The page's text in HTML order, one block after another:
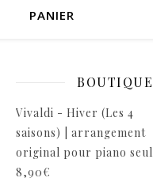
PANIER
BOUTIQUE
Vivaldi - Hiver (Les 4
saisons) | arrangement
original pour piano seul
8,90€